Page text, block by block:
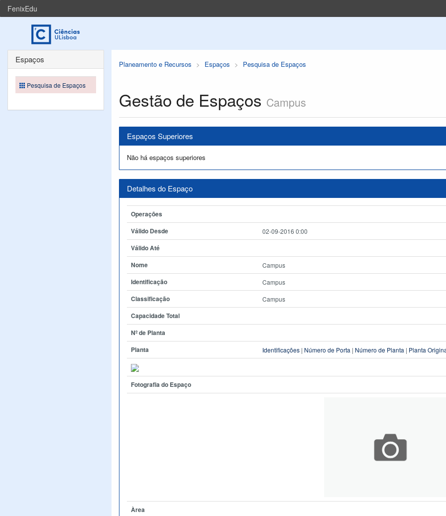
FenixEdu
Planeamento e Recursos Espaços Pesquisa de Espaços
Gestão de Espaços Campus
Espaços Superiores
Não há espaços superiores
Detalhes do Espaço
Operações
Válido Desde
02-09-2016 0:00
Válido Até
Nome
Campus
Identificação Campus
Classificação Campus
Capacidade Total
Nº de Planta
Planta
Identificações | Número de Porta | Número de Planta | Planta
Fotografia do Espaço
Àrea
Espaços
Pesquisa de Espaços